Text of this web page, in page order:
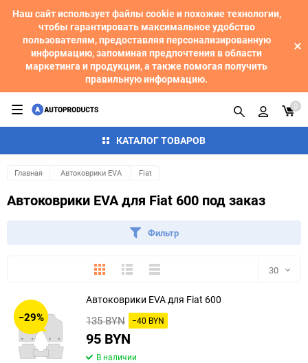
Наш сайт использует файлы cookie и похожие технологии,
чтобы гарантировать максимальное удобство
пользователям, предоставляя персонализированную
информацию, запоминая предпочтения в области
маркетинга и продукции, а также помогая получить
правильную информацию.
КАТАЛОГ ТОВАРОВ
0
Главная Автоковрики EVA Fiat
Автоковрики EVA для Fiat 600 под заказ
Фильтр
ПлиткаПодробноКомпактно 30
−29%
Автоковрики EVA для Fiat 600
135 BYN −40 BYN
95 BYN
В наличии